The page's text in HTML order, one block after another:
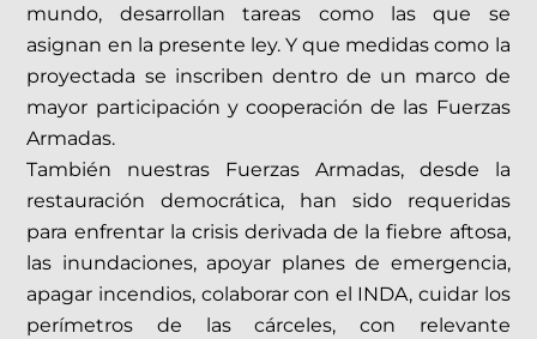
mundo, desarrollan tareas como las que se
asignan en la presente ley. Y que medidas como la
proyectada se inscriben dentro de un marco de
mayor participación y cooperación de las Fuerzas
Armadas.
También nuestras Fuerzas Armadas, desde la
restauración democrática, han sido requeridas
para enfrentar la crisis derivada de la fiebre aftosa,
las inundaciones, apoyar planes de emergencia,
apagar incendios, colaborar con el INDA, cuidar los
perímetros de las cárceles, con relevante